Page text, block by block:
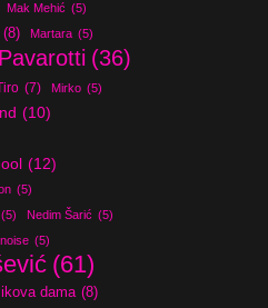
Mak Mehić (5)
(8) Martara (5)
(36)
(7) Mirko (5)
(10)
(12)
(5)
(5) Nedim Šarić (5)
noise (5)
(61)
dama (8)